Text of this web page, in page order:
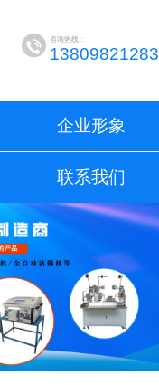
咨询热线：
13809821283
企业形象
联系我们